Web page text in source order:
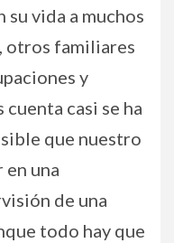
su vida a muchos
otros familiares
y
casi se ha
que nuestro
en una
de una
todo hay que